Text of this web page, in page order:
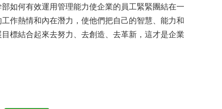
如何有效運用管理能力使企業的員工緊緊團結在一
作熱情和內在潛力，使他們把自己的智慧、能力和
標結合起來去努力、去創造、去革新，這才是企業